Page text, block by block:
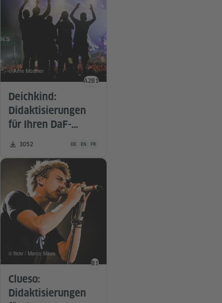
Deichkind:
Didaktisierungen
für Ihren DaF-
Unterricht
Zahl der Downloads:
3052 Unterrichtsmaterial ist in folgenden Sprachen verfügbar
DE EN FR
© Arne Müseler
Sprachniveau
A2 B1
Clueso:
Didaktisierungen
© flickr / Marco Maas
Sprachniveau
B1